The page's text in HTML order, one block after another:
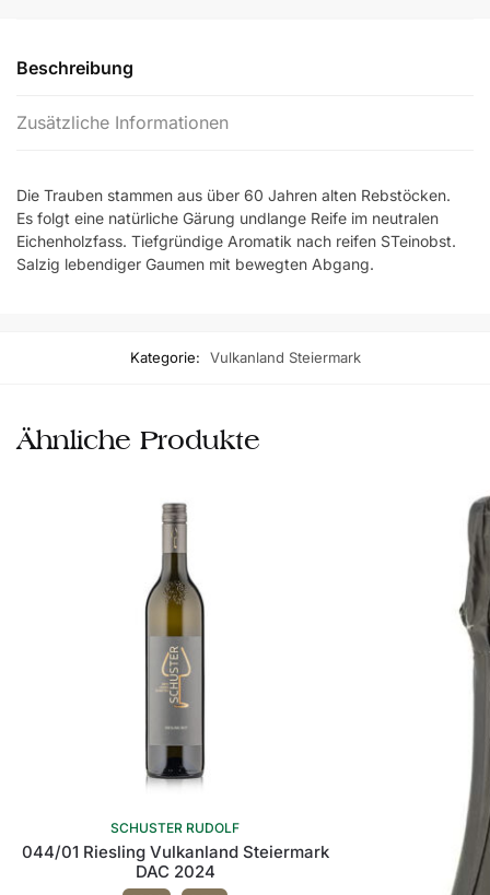
Beschreibung
Zusätzliche Informationen
Die Trauben stammen aus über 60 Jahren alten Rebstöcken.
Es folgt eine natürliche Gärung undlange Reife im neutralen
Eichenholzfass. Tiefgründige Aromatik nach reifen STeinobst.
Salzig lebendiger Gaumen mit bewegten Abgang.
Kategorie: Vulkanland Steiermark
Ähnliche Produkte
SCHUSTER RUDOLF
044/01 Riesling Vulkanland Steiermark
DAC 2024